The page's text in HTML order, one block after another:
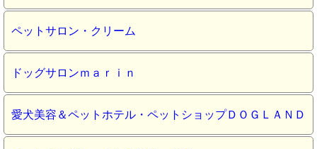
ペットサロン・クリーム
ドッグサロンｍａｒｉｎ
愛犬美容＆ペットホテル・ペットショップＤＯＧＬＡＮＤ